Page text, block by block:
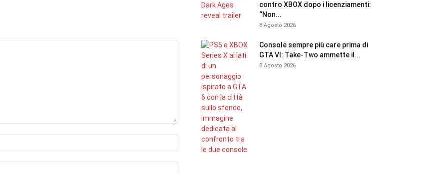
contro XBOX dopo i licenziamenti:
“Non...
8 Agosto 2026
Console sempre più care prima di
GTA VI: Take-Two ammette il...
8 Agosto 2026